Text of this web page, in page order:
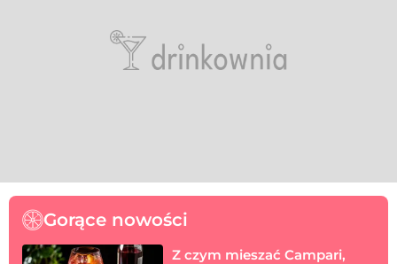
Gorące nowości
Z czym mieszać Campari,